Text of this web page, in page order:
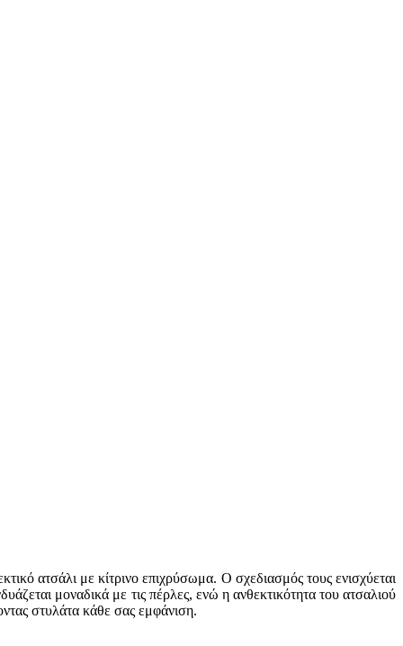
ατσάλι με κίτρινο επιχρύσωμα. Ο σχεδιασμός τους ενισχύεται
μοναδικά με τις πέρλες, ενώ η ανθεκτικότητα του ατσαλιού
στυλάτα κάθε σας εμφάνιση.